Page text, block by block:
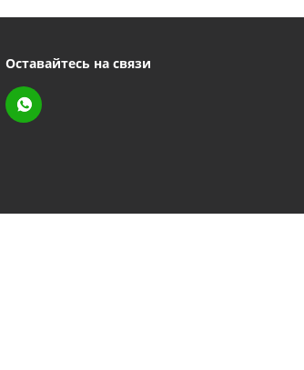
Оставайтесь на связи